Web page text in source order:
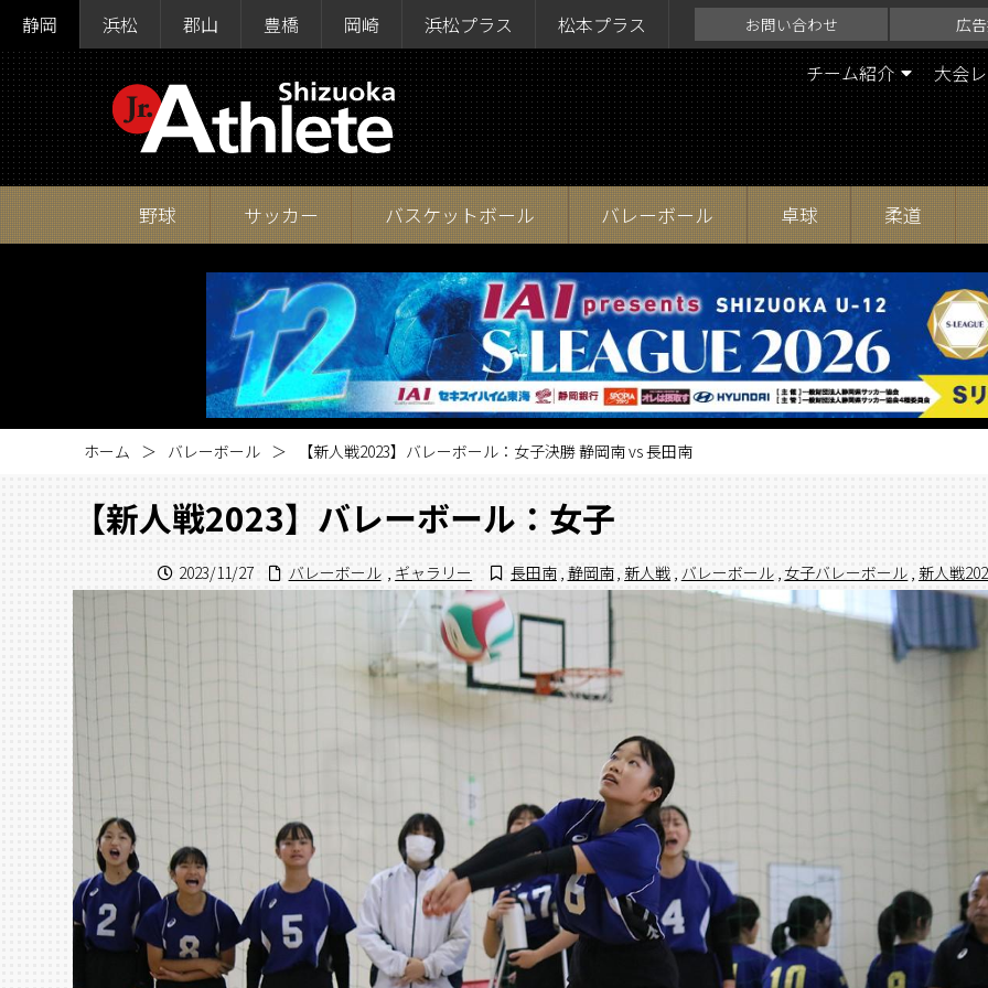
静岡 浜松 郡山 豊橋 岡崎 浜松プラス 松本プラス お問い合わせ 広
チーム紹介 大会
野球 サッカー バスケットボール バレーボール 卓球 柔道
ホーム バレーボール 【新人戦2023】バレーボール：女子決勝 静岡南 vs 長田南
【新人戦2023】バレーボール：女子
2023/11/27 バレーボール , ギャラリー 長田南 , 静岡南, 新人戦 , バレーボール , 女子バレーボール , 新人戦